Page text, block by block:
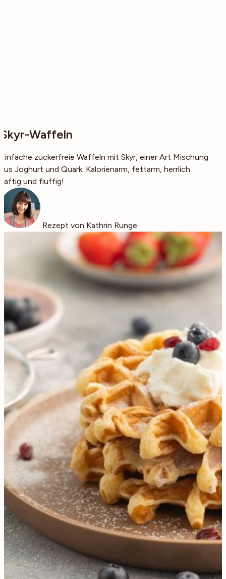
Skyr-Waffeln
Einfache zuckerfreie Waffeln mit Skyr, einer Art Mischung
aus Joghurt und Quark. Kalorienarm, fettarm, herrlich
saftig und fluffig!
Rezept von Kathrin Runge